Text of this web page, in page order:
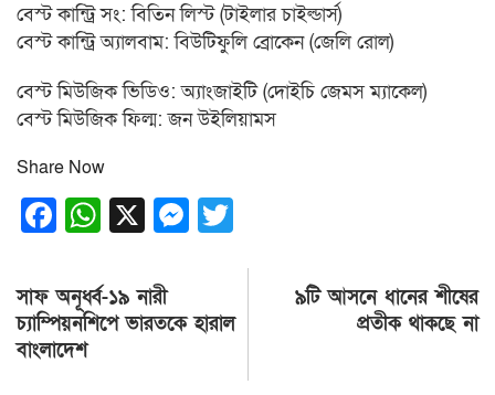
বেস্ট কান্ট্রি সং: বিতিন লিস্ট (টাইলার চাইল্ডার্স)
বেস্ট কান্ট্রি অ্যালবাম: বিউটিফুলি ব্রোকেন (জেলি রোল)
বেস্ট মিউজিক ভিডিও: অ্যাংজাইটি (দোইচি জেমস ম্যাকেল)
বেস্ট মিউজিক ফিল্ম: জন উইলিয়ামস
Share Now
Facebook
WhatsApp
X Messenger
Post
navigation
সাফ অনূর্ধ্ব-১৯ নারী
চ্যাম্পিয়নশিপে ভারতকে হারাল
বাংলাদেশ
৯টি আসনে ধানের শীষের
প্রতীক থাকছে না